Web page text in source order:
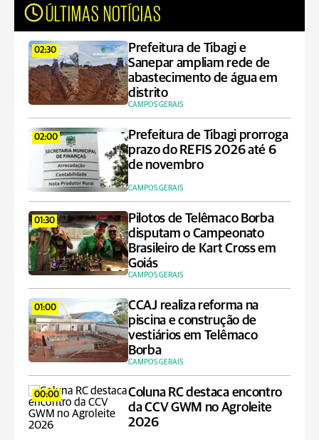
ÚLTIMAS NOTÍCIAS
02:30
Prefeitura de Tibagi e
Sanepar ampliam rede de
abastecimento de água em
distrito
CAMPOS GERAIS
02:00
Prefeitura de Tibagi prorroga
prazo do REFIS 2026 até 6
de novembro
CAMPOS GERAIS
01:30
Pilotos de Telêmaco Borba
disputam o Campeonato
Brasileiro de Kart Cross em
Goiás
CAMPOS GERAIS
01:00
CCAJ realiza reforma na
piscina e construção de
vestiários em Telêmaco
Borba
CAMPOS GERAIS
00:00
Coluna RC destaca encontro
da CCV GWM no Agroleite
2026